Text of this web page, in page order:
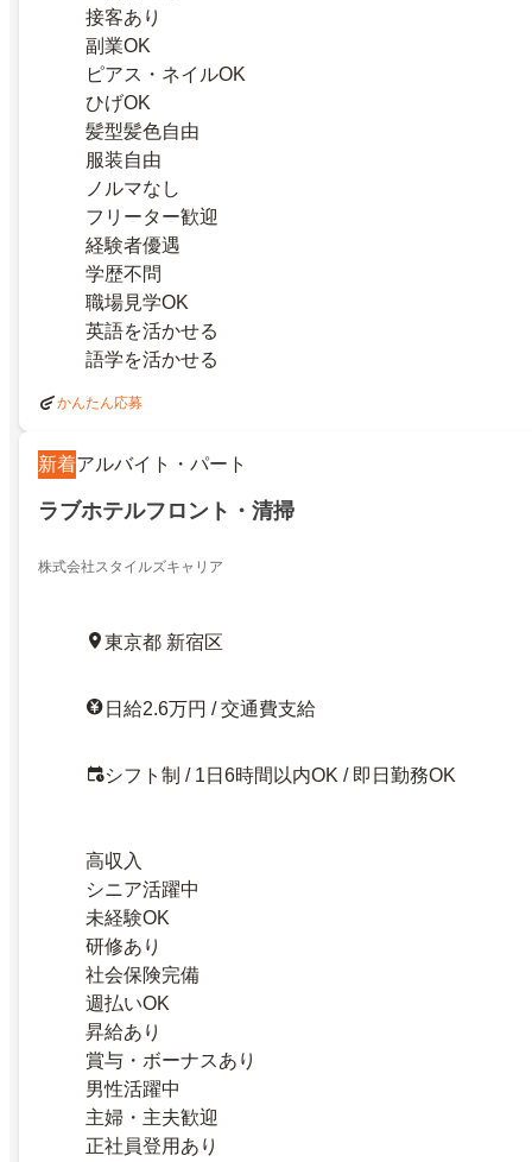
接客あり
副業OK
ピアス・ネイルOK
ひげOK
髪型髪色自由
服装自由
ノルマなし
フリーター歓迎
経験者優遇
学歴不問
職場見学OK
英語を活かせる
語学を活かせる
かんたん応募
新着アルバイト・パート
ラブホテルフロント・清掃
株式会社スタイルズキャリア
東京都 新宿区
日給2.6万円 / 交通費支給
シフト制 / 1日6時間以内OK / 即日勤務OK
高収入
シニア活躍中
未経験OK
研修あり
社会保険完備
週払いOK
昇給あり
賞与・ボーナスあり
男性活躍中
主婦・主夫歓迎
正社員登用あり